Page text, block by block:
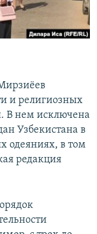
и религиозных
В нем исключена
Узбекистана в
одеяниях, в том
редакция